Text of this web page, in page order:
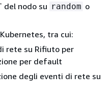
del nodo su random o
Kubernetes, tra cui:
rete su Rifiuto per
per default
degli eventi di rete su